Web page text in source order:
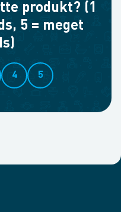
produkt? (1
5 = meget
4 5